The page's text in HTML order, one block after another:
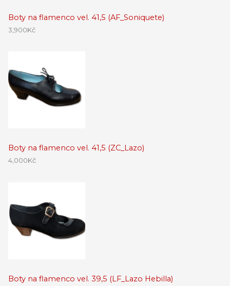
Boty na flamenco vel. 41,5 (AF_Soniquete)
3,900Kč
Boty na flamenco vel. 41,5 (ZC_Lazo)
4,000Kč
Boty na flamenco vel. 39,5 (LF_Lazo Hebilla)